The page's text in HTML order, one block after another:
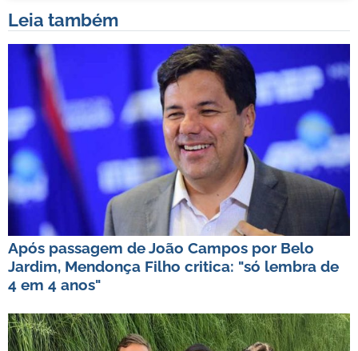
Leia também
Após passagem de João Campos por Belo
Jardim, Mendonça Filho critica: "só lembra de
4 em 4 anos"